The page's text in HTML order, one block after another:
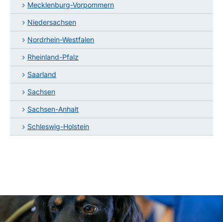
Mecklenburg-Vorpommern
Niedersachsen
Nordrhein-Westfalen
Rheinland-Pfalz
Saarland
Sachsen
Sachsen-Anhalt
Schleswig-Holstein